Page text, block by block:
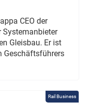
CEO der
Systemanbieter
Gleisbau. Er ist
Geschäftsführers
Rail Business